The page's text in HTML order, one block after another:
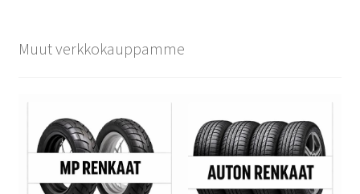
Muut verkkokauppamme